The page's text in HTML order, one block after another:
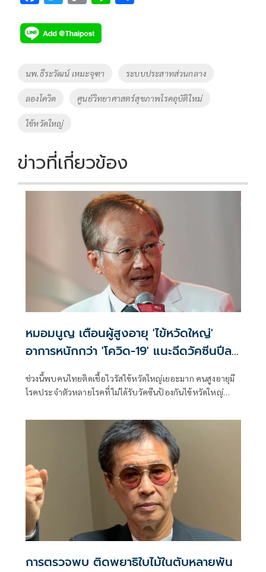
e
b
o
o
k
tt
er
p
y
Li
n
k
Tags
นพ.ธีระวัฒน์ เหมะจุฑา ระบบประสาทส่วนกลาง
ลองโควิด ศูนย์วิทยาศาสตร์สุขภาพโรคอุบัติใหม่
ไข้หวัดใหญ่
ข่าวที่เกี่ยวข้อง
หมอมนูญ เตือนผู้สูงอายุ 'ไข้หวัดใหญ่'
อาการหนักกว่า 'โควิด-19' แนะฉีดวัคซีนปีละ
เข็ม ลดรุนแรง
ช่วงนี้พบคนไทยติดเชื้อไวรัสไข้หวัดใหญ่เยอะมาก คนสูงอายุมี
โรคประจำตัวหลายโรคที่ไม่ได้รับวัคซีนป้องกันไข้หวัดใหญ่
การตรวจพบ ติดพยาธิใบไม้ในตับหลายพัน